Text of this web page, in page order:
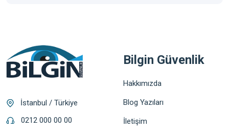
İstanbul / Türkiye
0212 000 00 00
Bilgin Güvenlik
Hakkımızda
Blog Yazıları
İletişim